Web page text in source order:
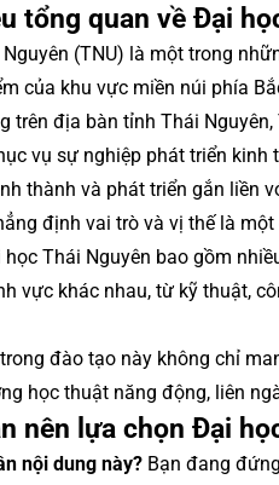
tổng quan về Đại
(TNU) là một trong
của khu vực miền núi phía
trên địa bàn tỉnh Thái
vụ sự nghiệp phát triển kinh
thành và phát triển gắn liền
định vai trò và vị thế là
học Thái Nguyên bao gồm
vực khác nhau, từ kỹ thuật,
đào tạo này không chỉ
học thuật năng động, liên
nên lựa chọn Đại
nội dung này? Bạn đang